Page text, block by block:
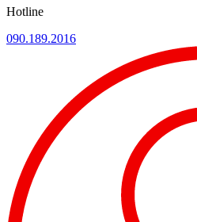
Hotline
090.189.2016